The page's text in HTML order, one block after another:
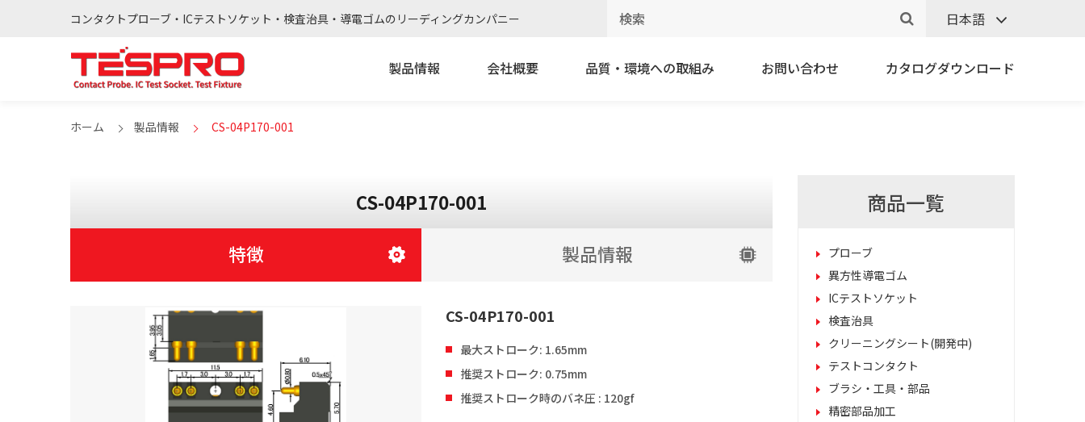
コンタクトプローブ・ICテストソケット・検査治具・導電ゴムのリーディングカンパニー 日本語
製品情報 会社概要 品質・環境への取組み お問い合わせ カタログダウンロード
ホーム 製品情報 CS-04P170-001
CS-04P170-001
特徴
製品情報
CS-04P170-001
最大ストローク: 1.65mm
推奨ストローク: 0.75mm
推奨ストローク時のバネ圧 : 120gf
商品一覧
プローブ
異方性導電ゴム
ICテストソケット
検査治具
クリーニングシート(開発中)
テストコンタクト
ブラシ・工具・部品
精密部品加工